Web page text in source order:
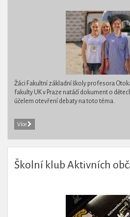
Žáci Fakultní základní školy profesora
fakulty UK v Praze natáčí dokument o
účelem otevření debaty na toto téma.
Více
Školní klub Aktivních